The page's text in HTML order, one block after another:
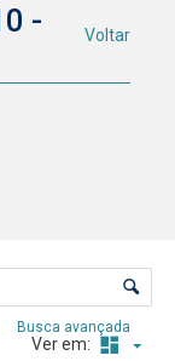
-
Voltar
Busca avançada
Ver em: